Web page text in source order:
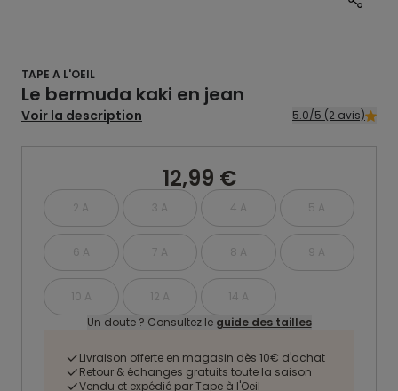
TAPE A L'OEIL
Le bermuda kaki en jean
Voir la description 5.0/5 (2 avis)
12,99 €
2 A 3 A 4 A 5 A
6 A 7 A 8 A 9 A
10 A 12 A
14 A
Un doute ? Consultez le guide des tailles
Livraison offerte en magasin dès 10€ d'achat
Retour & échanges gratuits toute la saison
Vendu et expédié par Tape à l'Oeil